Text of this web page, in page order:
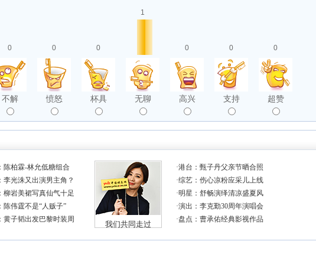
0
不解
0
愤怒
0
杯具
1
无聊
0
高兴
0
支持
0
超赞